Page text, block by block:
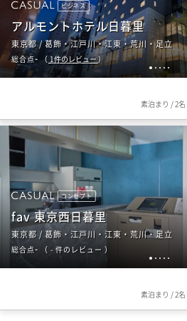
1 2 3 4 5
ビジネス
アルモントホテル日暮里
東京都 / 葛飾・江戸川・江東・荒川・足立
総合点-（ 1件のレビュー）
素泊まり /2名
1 2 3 4 5
コンセプト
fav 東京西日暮里
東京都 / 葛飾・江戸川・江東・荒川・足立
総合点- （ - 件のレビュー ）
素泊まり /2名